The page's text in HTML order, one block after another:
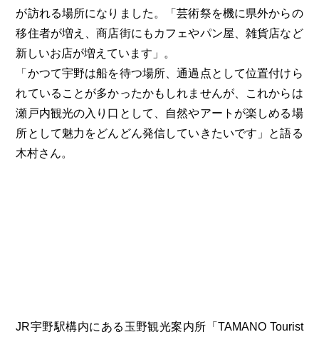
が訪れる場所になりました。「芸術祭を機に県外からの
移住者が増え、商店街にもカフェやパン屋、雑貨店など
新しいお店が増えています」。
「かつて宇野は船を待つ場所、通過点として位置付けら
れていることが多かったかもしれませんが、これからは
瀬戸内観光の入り口として、自然やアートが楽しめる場
所として魅力をどんどん発信していきたいです」と語る
木村さん。
JR宇野駅構内にある玉野観光案内所「TAMANO Tourist